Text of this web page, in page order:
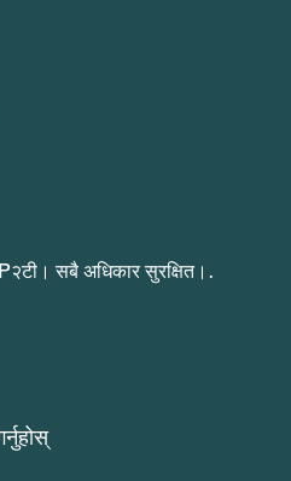
सबै अधिकार सुरक्षित।.